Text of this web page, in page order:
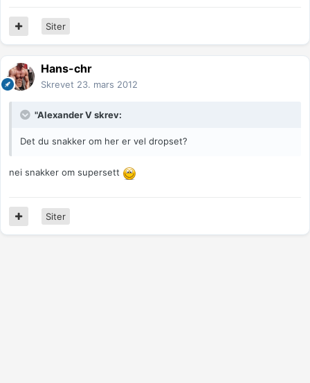
Siter
Hans-chr
Skrevet 23. mars 2012
"Alexander V skrev:
Det du snakker om her er vel dropset?
nei snakker om supersett
Siter